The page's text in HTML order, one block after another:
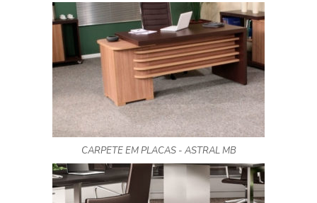
CARPETE EM PLACAS - ASTRAL MB